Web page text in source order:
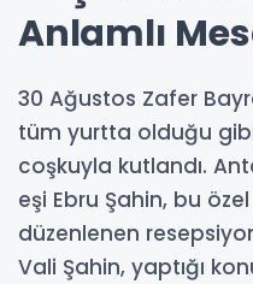
Anlamlı
30 Ağustos Zafer
tüm yurtta olduğu
coşkuyla kutlandı.
eşi Ebru Şahin, bu
düzenlenen
Vali Şahin, yaptığı